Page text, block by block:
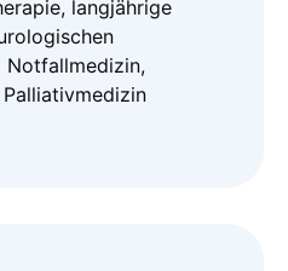
langjährige
Notfallmedizin,